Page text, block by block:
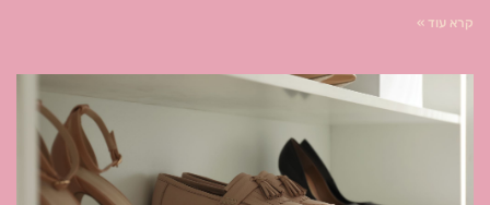
קרא עוד »